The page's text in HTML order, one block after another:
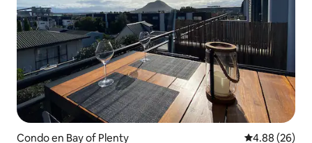
Condo en Bay of Plenty Calificación
4.88 (26)